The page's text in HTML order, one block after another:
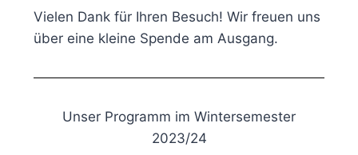
Vielen Dank für Ihren Besuch! Wir freuen uns
über eine kleine Spende am Ausgang.
Unser Programm im Wintersemester
2023/24